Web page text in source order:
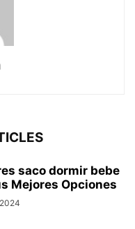
saco dormir bebe
Mejores Opciones